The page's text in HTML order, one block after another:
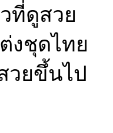
ที่ดูสวย
งชุดไทย
วยขึ้นไป